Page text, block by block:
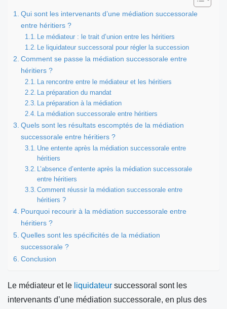
Qui sont les intervenants d’une médiation successorale
entre héritiers ?
Le médiateur : le trait d’union entre les héritiers
Le liquidateur successoral pour régler la succession
Comment se passe la médiation successorale entre
héritiers ?
La rencontre entre le médiateur et les héritiers
La préparation du mandat
La préparation à la médiation
La médiation successorale entre héritiers
Quels sont les résultats escomptés de la médiation
successorale entre héritiers ?
Une entente après la médiation successorale entre
héritiers
L’absence d’entente après la médiation successorale
entre héritiers
Comment réussir la médiation successorale entre
héritiers ?
Pourquoi recourir à la médiation successorale entre
héritiers ?
Quelles sont les spécificités de la médiation
successorale ?
Conclusion
Le médiateur et le liquidateur successoral sont les
intervenants d’une médiation successorale, en plus des